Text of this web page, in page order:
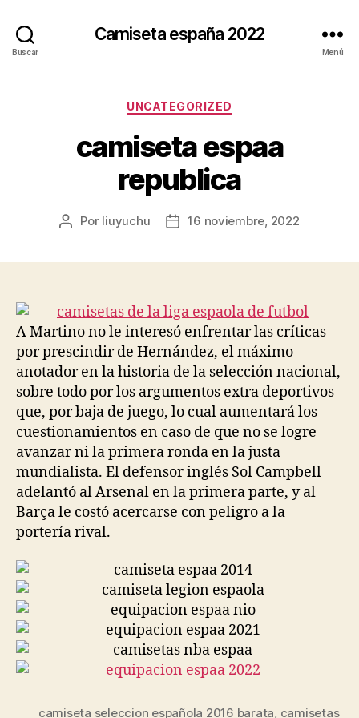
Buscar
Camiseta españa 2022
Menú
Categorías
UNCATEGORIZED
camiseta espaa
republica
Autor
Por liuyuchu
Fecha16 noviembre, 2022
A Martino no le interesó enfrentar las críticas
por prescindir de Hernández, el máximo
anotador en la historia de la selección nacional,
sobre todo por los argumentos extra deportivos
que, por baja de juego, lo cual aumentará los
cuestionamientos en caso de que no se logre
avanzar ni la primera ronda en la justa
mundialista. El defensor inglés Sol Campbell
adelantó al Arsenal en la primera parte, y al
Barça le costó acercarse con peligro a la
portería rival.
camiseta seleccion española 2016 barata, camisetas